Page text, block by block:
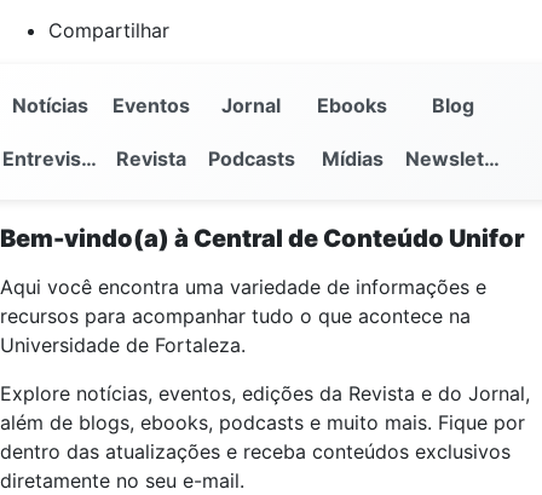
Compartilhar
Notícias Eventos Jornal Ebooks Blog
Entrevistas Revista Podcasts Mídias Newsletter
Bem-vindo(a) à Central de Conteúdo Unifor
Aqui você encontra uma variedade de informações e
recursos para acompanhar tudo o que acontece na
Universidade de Fortaleza.
Explore notícias, eventos, edições da Revista e do Jornal,
além de blogs, ebooks, podcasts e muito mais. Fique por
dentro das atualizações e receba conteúdos exclusivos
diretamente no seu e-mail.